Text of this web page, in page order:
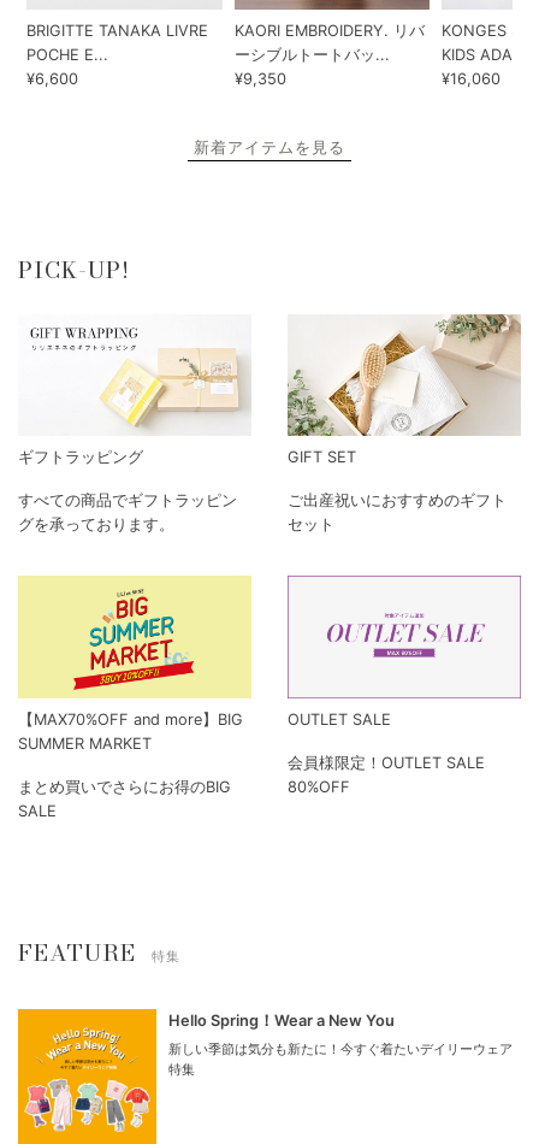
BRIGITTE TANAKA LIVRE
POCHE E...
¥6,600
KAORI EMBROIDERY. リバ
ーシブルトートバッ...
¥9,350
KONGES
KIDS ADA...
¥16,060
新着アイテムを見る
PICK-UP!
ギフトラッピング
すべての商品でギフトラッピン
グを承っております。
GIFT SET
ご出産祝いにおすすめのギフト
セット
【MAX70%OFF and more】BIG
SUMMER MARKET
まとめ買いでさらにお得のBIG
SALE
OUTLET SALE
会員様限定！OUTLET SALE
80%OFF
FEATURE 特集
Hello Spring！Wear a New You
新しい季節は気分も新たに！今すぐ着たいデイリーウェア
特集